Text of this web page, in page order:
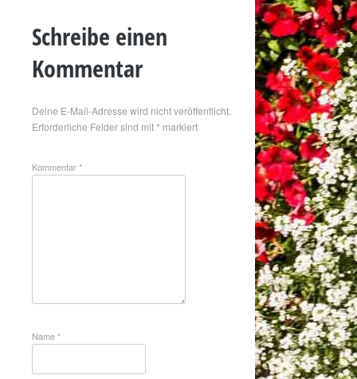
Schreibe einen
Kommentar
Deine E-Mail-Adresse wird nicht veröffentlicht.
Erforderliche Felder sind mit* markiert
Kommentar*
Name*